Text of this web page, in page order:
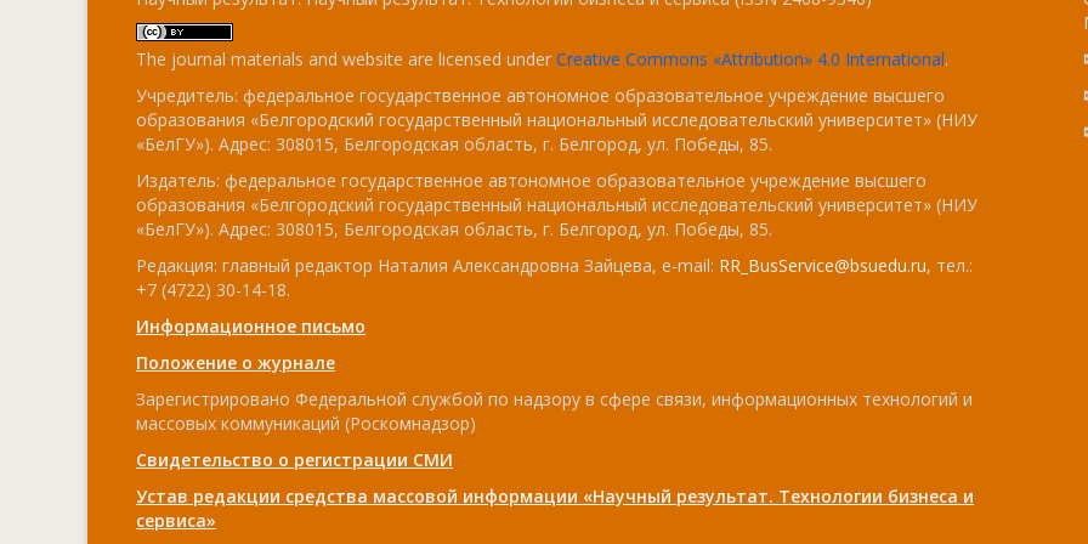
The journal materials and website are licensed under Creative Commons «Attribution» 4.0 International.
Учредитель: федеральное государственное автономное образовательное учреждение высшего
образования «Белгородский государственный национальный исследовательский университет» (НИУ
«БелГУ»). Адрес: 308015, Белгородская область, г. Белгород, ул. Победы, 85.
Издатель: федеральное государственное автономное образовательное учреждение высшего
образования «Белгородский государственный национальный исследовательский университет» (НИУ
«БелГУ»). Адрес: 308015, Белгородская область, г. Белгород, ул. Победы, 85.
Редакция: главный редактор Наталия Александровна Зайцева, e-mail: RR_BusService@bsuedu.ru, тел.:
+7 (4722) 30-14-18.
Информационное письмо
Положение о журнале
Зарегистрировано Федеральной службой по надзору в сфере связи, информационных технологий и
массовых коммуникаций (Роскомнадзор)
Свидетельство о регистрации СМИ
Устав редакции средства массовой информации «Научный результат. Технологии бизнеса и
сервиса»